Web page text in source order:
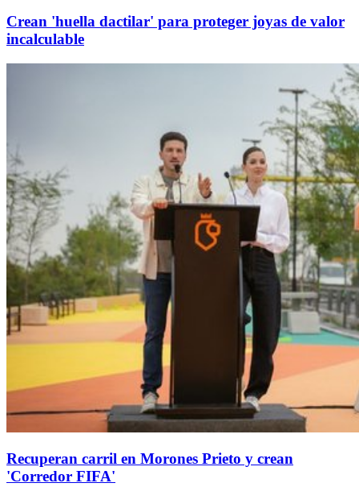
Crean 'huella dactilar' para proteger joyas de valor
incalculable
Recuperan carril en Morones Prieto y crean
'Corredor FIFA'